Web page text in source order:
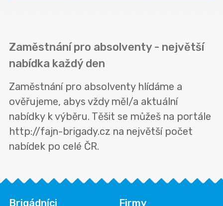
Zaměstnání pro absolventy - největší
nabídka každý den
Zaměstnání pro absolventy hlídáme a
ověřujeme, abys vždy měl/a aktuální
nabídky k výběru. Těšit se můžeš na portále
http://fajn-brigady.cz na největší počet
nabídek po celé ČR.
Brigádníci Firmy